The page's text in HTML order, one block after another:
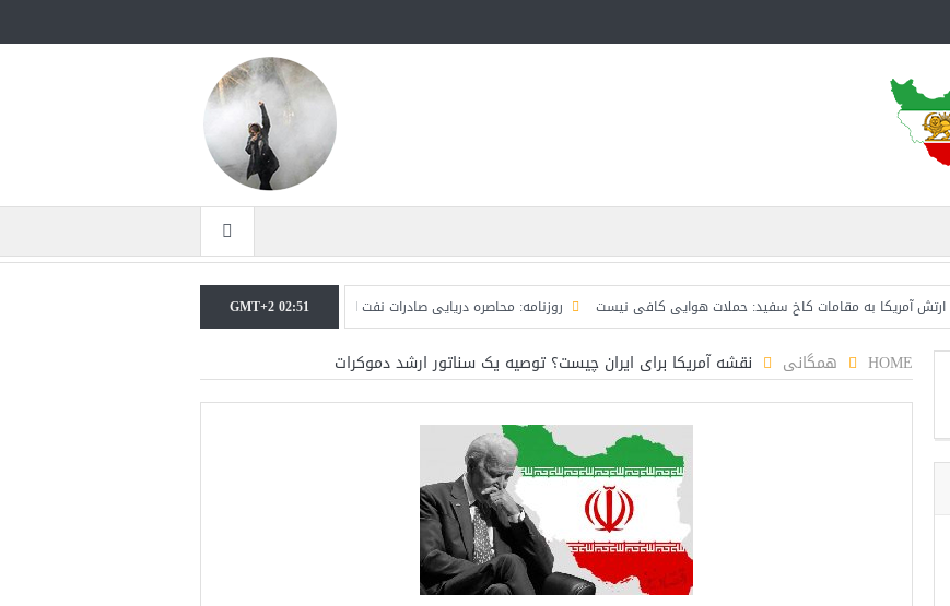
به مقامات کاخ سفید: حملات هوایی کافی نیست روزنامه: محاصره دریایی صادرات نفت ایران را فلج کرد/آمریکا: خفه خواهند شد
GMT+2 02:51
HOME همگانی نقشه آمریکا برای ایران چیست؟ توصیه یک سناتور ارشد دموکرات